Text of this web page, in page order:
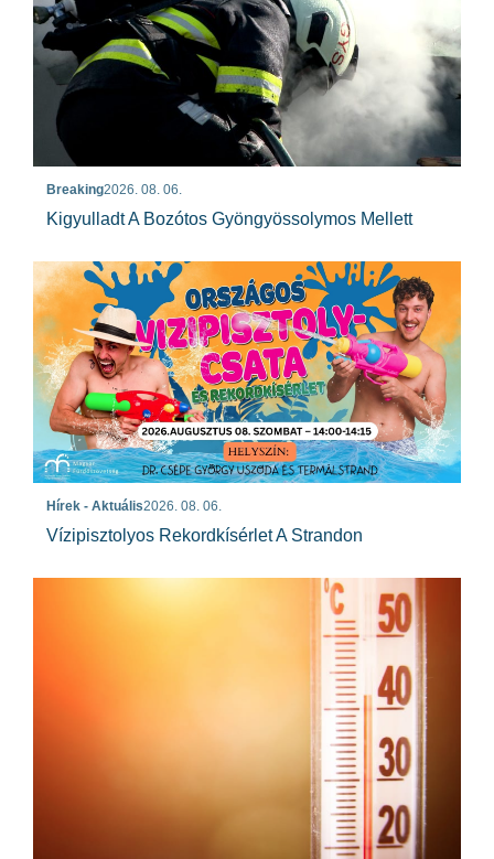
Breaking2026. 08. 06.
Kigyulladt A Bozótos Gyöngyössolymos Mellett
Hírek - Aktuális2026. 08. 06.
Vízipisztolyos Rekordkísérlet A Strandon